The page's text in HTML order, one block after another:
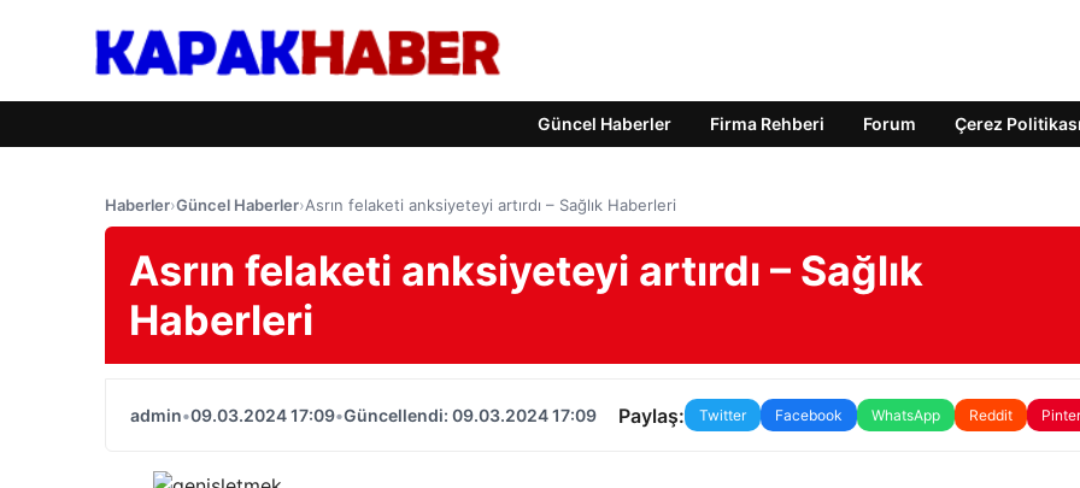
Güncel Haberler Firma Rehberi Forum Çerez Politikası
Haberler›Güncel Haberler›Asrın felaketi anksiyeteyi artırdı – Sağlık Haberleri
Asrın felaketi anksiyeteyi artırdı – Sağlık
Haberleri
admin•09.03.2024 17:09•Güncellendi: 09.03.2024 17:09 Paylaş: Twitter Facebook WhatsApp Reddit